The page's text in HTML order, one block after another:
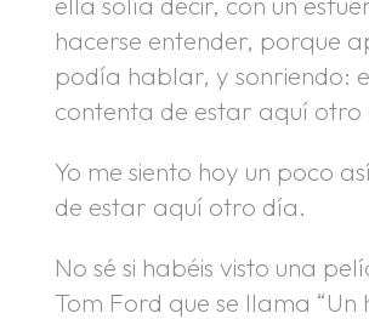
hacerse entender, porque
podía hablar, y sonriendo:
contenta de estar aquí otro
Yo me siento hoy un poco
de estar aquí otro día.
No sé si habéis visto una
Tom Ford que se llama “Un